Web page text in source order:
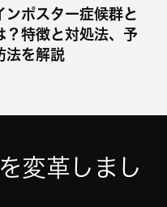
ンポスター症候群と
？特徴と対処法、予
法を解説
変革しまし